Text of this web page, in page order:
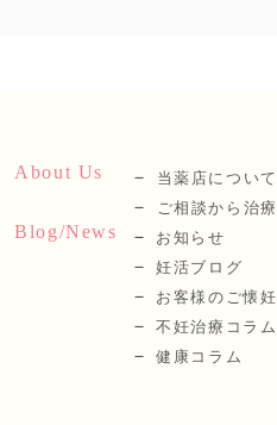
About Us
当薬店について
ご相談から治
Blog/News
お知らせ
妊活ブログ
お客様のご懐
不妊治療コラム
健康コラム